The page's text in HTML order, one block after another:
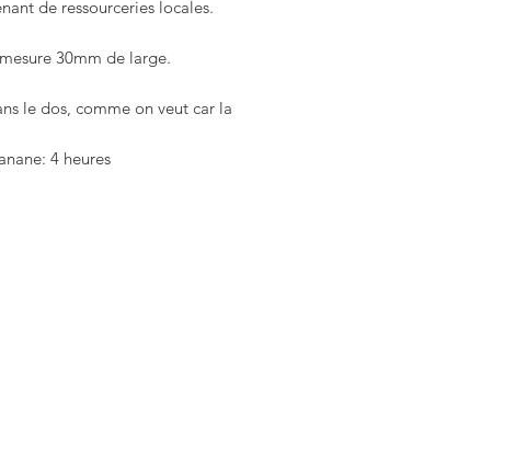
de ressourceries locales.
30mm de large.
le dos, comme on veut car la
4 heures